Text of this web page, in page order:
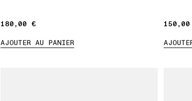
180,00 €
180,00 €
AJOUTER AU PANIER